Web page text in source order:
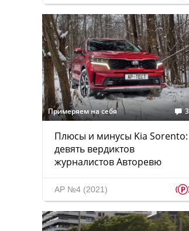
Примеряем на себя
Плюсы и минусы Kia Sorento:
девять вердиктов
журналистов Авторевю
АР №4 (2021)